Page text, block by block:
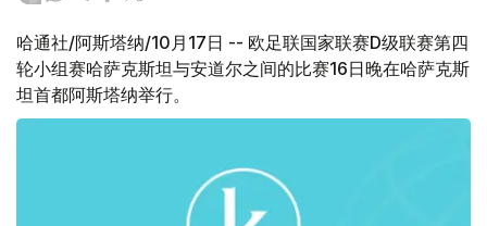
哈通社/阿斯塔纳/10月17日 -- 欧足联国家联赛D级联赛第四
轮小组赛哈萨克斯坦与安道尔之间的比赛16日晚在哈萨克斯
坦首都阿斯塔纳举行。